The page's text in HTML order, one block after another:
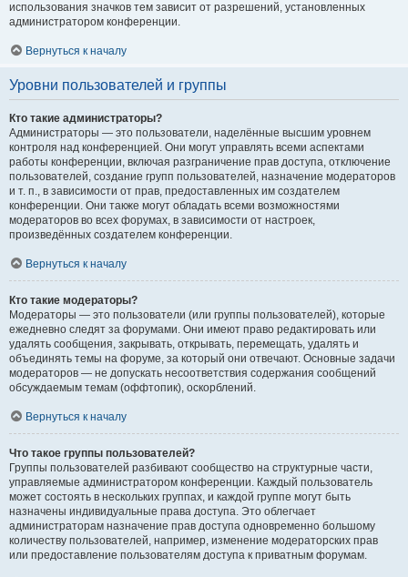
использования значков тем зависит от разрешений, установленных
администратором конференции.
Вернуться к началу
Уровни пользователей и группы
Кто такие администраторы?
Администраторы — это пользователи, наделённые высшим уровнем
контроля над конференцией. Они могут управлять всеми аспектами
работы конференции, включая разграничение прав доступа, отключение
пользователей, создание групп пользователей, назначение модераторов
и т. п., в зависимости от прав, предоставленных им создателем
конференции. Они также могут обладать всеми возможностями
модераторов во всех форумах, в зависимости от настроек,
произведённых создателем конференции.
Вернуться к началу
Кто такие модераторы?
Модераторы — это пользователи (или группы пользователей), которые
ежедневно следят за форумами. Они имеют право редактировать или
удалять сообщения, закрывать, открывать, перемещать, удалять и
объединять темы на форуме, за который они отвечают. Основные задачи
модераторов — не допускать несоответствия содержания сообщений
обсуждаемым темам (оффтопик), оскорблений.
Вернуться к началу
Что такое группы пользователей?
Группы пользователей разбивают сообщество на структурные части,
управляемые администратором конференции. Каждый пользователь
может состоять в нескольких группах, и каждой группе могут быть
назначены индивидуальные права доступа. Это облегчает
администраторам назначение прав доступа одновременно большому
количеству пользователей, например, изменение модераторских прав
или предоставление пользователям доступа к приватным форумам.